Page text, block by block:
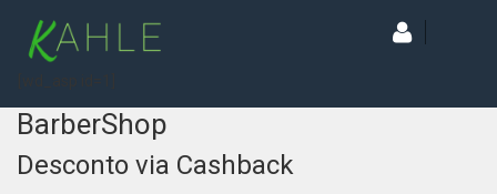
BarberShop
Desconto via Cashback